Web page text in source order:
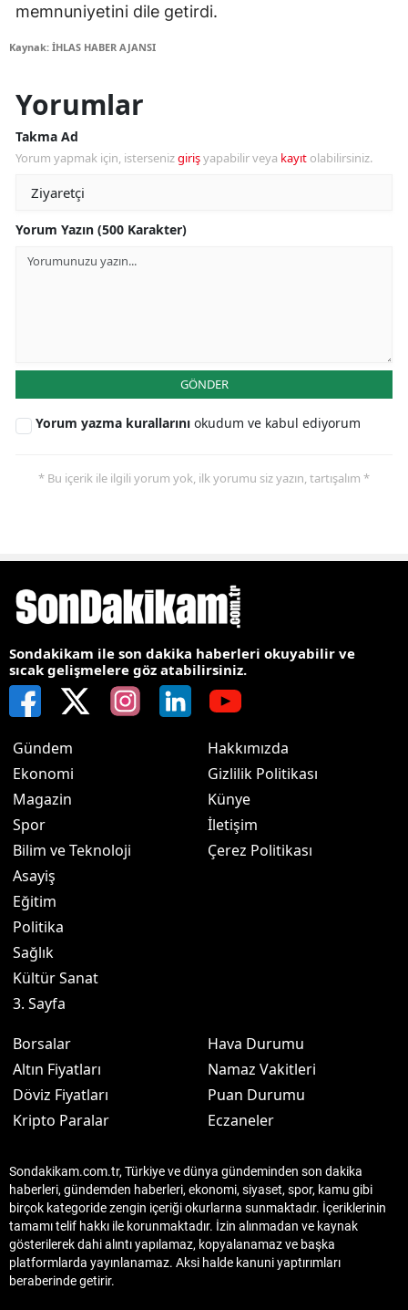
memnuniyetini dile getirdi.
Kaynak: İHLAS HABER AJANSI
Yorumlar
Takma Ad
Yorum yapmak için, istersenizgirişyapabilir veya kayıt olabilirsiniz.
Yorum Yazın (500 Karakter)
GÖNDER
Yorum yazma kurallarını okudum ve kabul ediyorum
* Bu içerik ile ilgili yorum yok, ilk yorumu siz yazın, tartışalım *
Sondakikam ile son dakika haberleri okuyabilir ve
sıcak gelişmelere göz atabilirsiniz.
Gündem
Ekonomi
Magazin
Spor
Bilim ve Teknoloji
Asayiş
Eğitim
Politika
Sağlık
Kültür Sanat
3. Sayfa
Hakkımızda
Gizlilik Politikası
Künye
İletişim
Çerez Politikası
Borsalar
Altın Fiyatları
Döviz Fiyatları
Kripto Paralar
Hava Durumu
Namaz Vakitleri
Puan Durumu
Eczaneler
Sondakikam.com.tr, Türkiye ve dünya gündeminden son dakika
haberleri, gündemden haberleri, ekonomi, siyaset, spor, kamu gibi
birçok kategoride zengin içeriği okurlarına sunmaktadır. İçeriklerinin
tamamı telif hakkı ile korunmaktadır. İzin alınmadan ve kaynak
gösterilerek dahi alıntı yapılamaz, kopyalanamaz ve başka
platformlarda yayınlanamaz. Aksi halde kanuni yaptırımları
beraberinde getirir.